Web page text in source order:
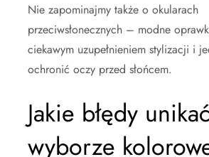
Nie zapominajmy także o okularach
przeciwsłonecznych – modne
ciekawym uzupełnieniem stylizacji i
ochronić oczy przed słońcem.
Jakie błędy
wyborze